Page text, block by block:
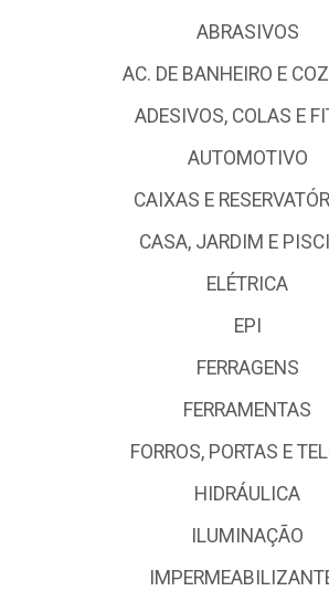
ABRASIVOS
AC. DE BANHEIRO E
ADESIVOS, COLAS E
AUTOMOTIVO
CAIXAS E
CASA, JARDIM E
ELÉTRICA
EPI
FERRAGENS
FERRAMENTAS
FORROS, PORTAS E
HIDRÁULICA
ILUMINAÇÃO